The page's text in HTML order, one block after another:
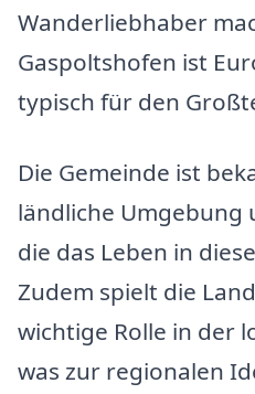
Wanderliebhaber
Gaspoltshofen ist
typisch für den
Die Gemeinde ist
ländliche Umgebung
die das Leben in
Zudem spielt die
wichtige Rolle in der
was zur regionalen